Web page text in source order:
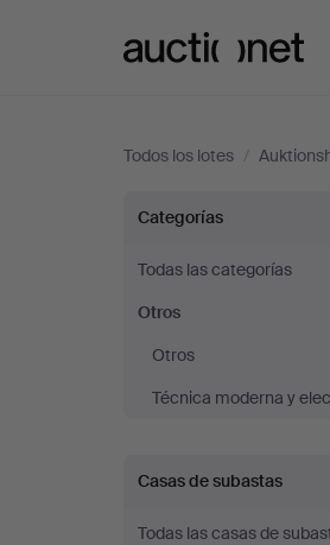
Todos los lotes /
Otros
en
Thelin
Johansson
Categorías
Todas las categorías
Otros
Otros
Técnica moderna y
Casas de subastas
Todas las casas de